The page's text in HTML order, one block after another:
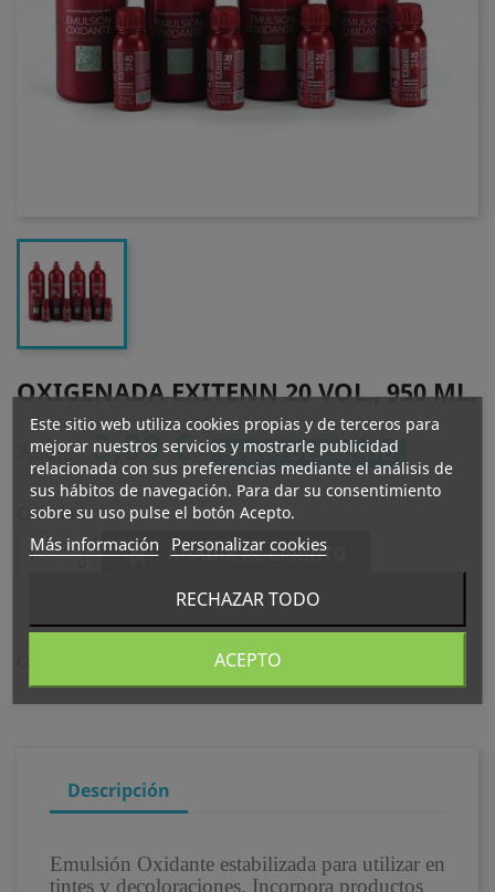
OXIGENADA EXITENN 20 VOL., 950 ML.
7,36 € 3,09 € 58% DE DESCUENTO
Cantidad
 AÑADIR AL CARRITO
Descripción
Emulsión Oxidante estabilizada para utilizar en
tintes y decoloraciones. Incorpora productos
Este sitio web utiliza cookies propias y de terceros para
mejorar nuestros servicios y mostrarle publicidad
relacionada con sus preferencias mediante el análisis de
sus hábitos de navegación. Para dar su consentimiento
sobre su uso pulse el botón Acepto.
Más información Personalizar cookies
RECHAZAR TODO
ACEPTO